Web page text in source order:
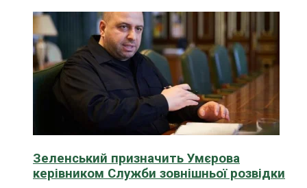
Зеленський призначить Умєрова
керівником Служби зовнішньої розвідки